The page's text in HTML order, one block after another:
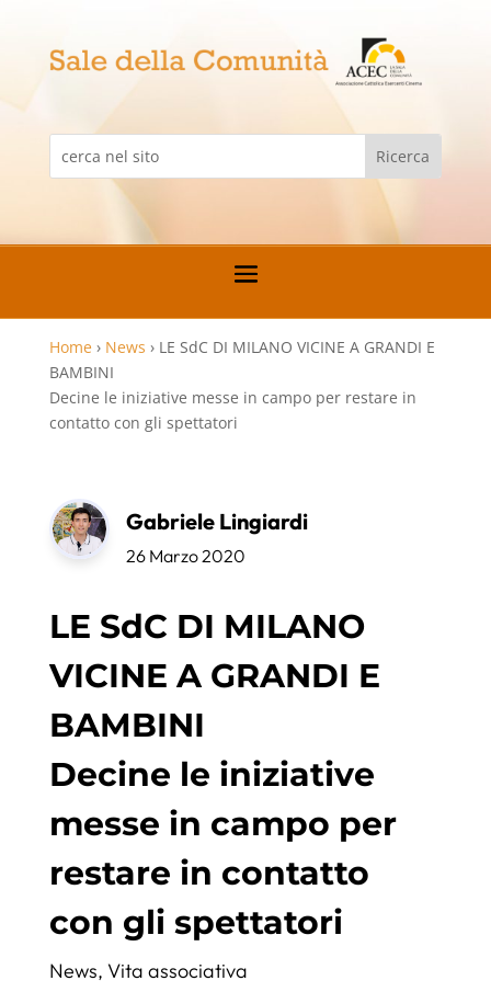
Home › News › LE SdC DI MILANO VICINE A GRANDI E
BAMBINI
Decine le iniziative messe in campo per restare in
contatto con gli spettatori
Gabriele Lingiardi
26 Marzo 2020
LE SdC DI MILANO
VICINE A GRANDI E
BAMBINI
Decine le iniziative
messe in campo per
restare in contatto
con gli spettatori
News, Vita associativa